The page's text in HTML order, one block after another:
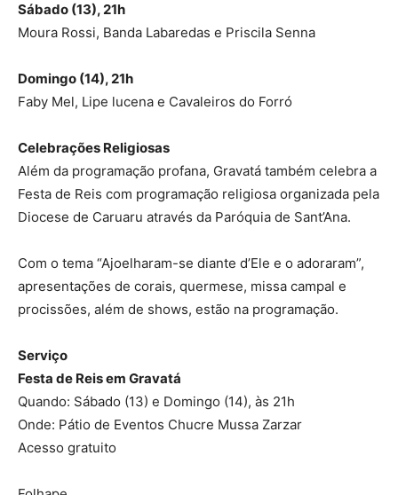
Sábado (13), 21h
Moura Rossi, Banda Labaredas e Priscila Senna
Domingo (14), 21h
Faby Mel, Lipe lucena e Cavaleiros do Forró
Celebrações Religiosas
Além da programação profana, Gravatá também celebra a
Festa de Reis com programação religiosa organizada pela
Diocese de Caruaru através da Paróquia de Sant’Ana.
Com o tema “Ajoelharam-se diante d’Ele e o adoraram”,
apresentações de corais, quermese, missa campal e
procissões, além de shows, estão na programação.
Serviço
Festa de Reis em Gravatá
Quando: Sábado (13) e Domingo (14), às 21h
Onde: Pátio de Eventos Chucre Mussa Zarzar
Acesso gratuito